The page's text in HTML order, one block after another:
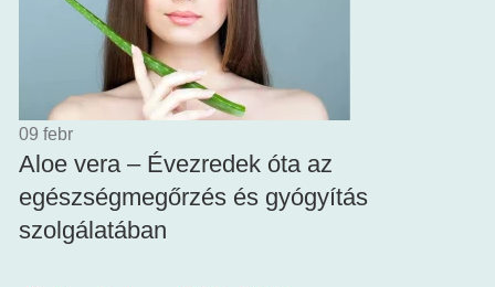
09febr
Aloe vera – Évezredek óta az
egészségmegőrzés és gyógyítás
szolgálatában